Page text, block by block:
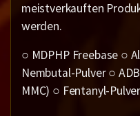
meistverkauften
werden.
○ MDPHP Freebase ○
Nembutal-Pulver ○
MMC) ○ Fentanyl-Pulver